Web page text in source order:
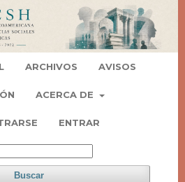
ARCHIVOS AVISOS
ACERCA DE
ENTRAR
Buscar